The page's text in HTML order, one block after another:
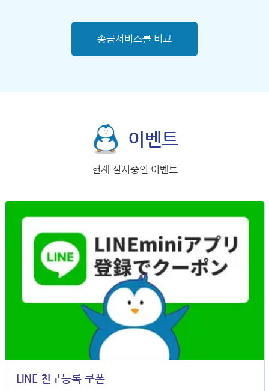
송금서비스를 비교
이벤트
현재 실시중인 이벤트
LINE 친구등록 쿠폰